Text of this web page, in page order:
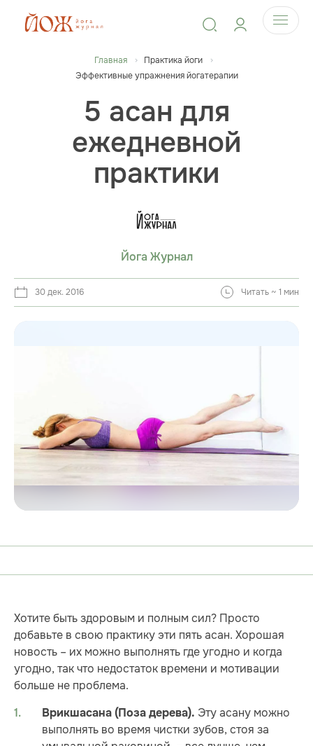
Главная
Практика йоги
Эффективные упражнения йогатерапии
5 асан для
ежедневной
практики
Йога Журнал
30 дек. 2016 Читать ~ 1 мин
Хотите быть здоровым и полным сил? Просто
добавьте в свою практику эти пять асан. Хорошая
новость – их можно выполнять где угодно и когда
угодно, так что недостаток времени и мотивации
больше не проблема.
Врикшасана (Поза дерева). Эту асану можно
выполнять во время чистки зубов, стоя за